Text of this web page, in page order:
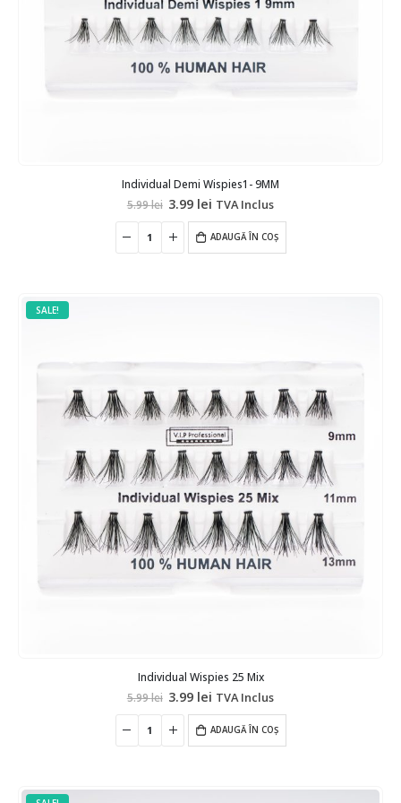
Individual Demi Wispies1- 9MM
5.99lei Prețul
inițial
a
fost:
5.99 lei.
3.99 lei Prețul
curent
este:
3.99 lei.
TVA Inclus
ADAUGĂ ÎN COȘ
SALE!
Individual Wispies 25 Mix
5.99lei Prețul
inițial
a
fost:
5.99 lei.
3.99 lei Prețul
curent
este:
3.99 lei.
TVA Inclus
ADAUGĂ ÎN COȘ